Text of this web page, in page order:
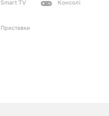
Smart TV Консолі
Приставки